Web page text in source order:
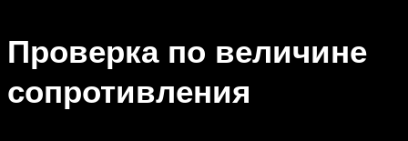
Проверка по величине
сопротивления